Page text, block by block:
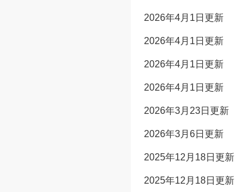
2026年4月1日更新
2026年4月1日更新
2026年4月1日更新
2026年4月1日更新
2026年3月23日更新
2026年3月6日更新
2025年12月18日更新
2025年12月18日更新